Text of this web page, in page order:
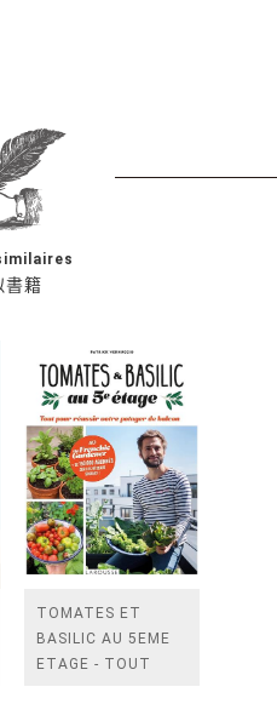
書籍
TOMATES ET
BASILIC AU 5EME
ETAGE - TOUT